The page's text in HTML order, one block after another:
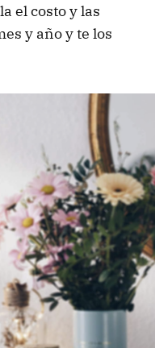
el costo y las
y año y te los